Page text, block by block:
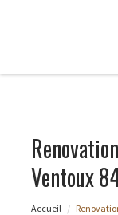
Ventoux
Accueil